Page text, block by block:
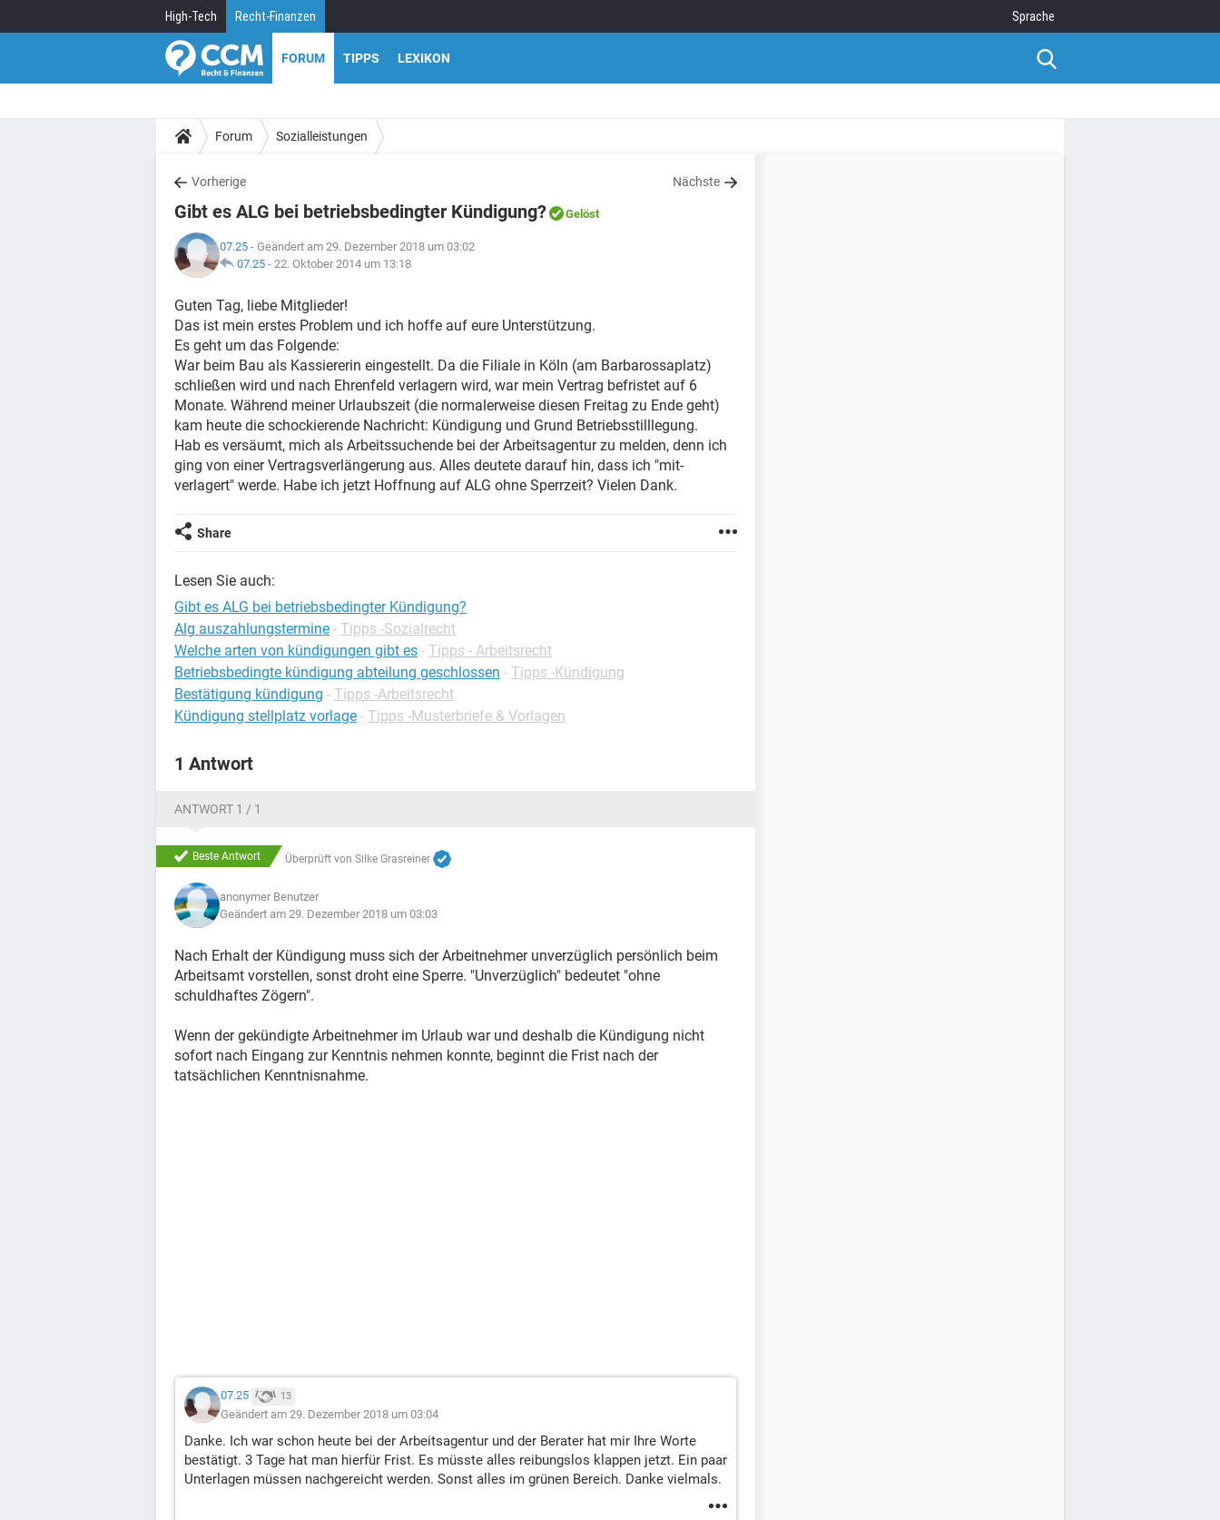
High-Tech Recht-Finanzen Sprache
FORUM TIPPS LEXIKON
Forum Sozialleistungen
Vorherige Nächste
Gibt es ALG bei betriebsbedingter Kündigung? Gelöst
07.25 - Geändert am 29. Dezember 2018 um 03:02
07.25 - 22. Oktober 2014 um 13:18
Guten Tag, liebe Mitglieder!
Das ist mein erstes Problem und ich hoffe auf eure Unterstützung.
Es geht um das Folgende:
War beim Bau als Kassiererin eingestellt. Da die Filiale in Köln (am Barbarossaplatz)
schließen wird und nach Ehrenfeld verlagern wird, war mein Vertrag befristet auf 6
Monate. Während meiner Urlaubszeit (die normalerweise diesen Freitag zu Ende geht)
kam heute die schockierende Nachricht: Kündigung und Grund Betriebsstilllegung.
Hab es versäumt, mich als Arbeitssuchende bei der Arbeitsagentur zu melden, denn ich
ging von einer Vertragsverlängerung aus. Alles deutete darauf hin, dass ich "mit-
verlagert" werde. Habe ich jetzt Hoffnung auf ALG ohne Sperrzeit? Vielen Dank.
Share
Lesen Sie auch:
Gibt es ALG bei betriebsbedingter Kündigung?
Alg auszahlungstermine - Tipps -Sozialrecht
Welche arten von kündigungen gibt es - Tipps - Arbeitsrecht
Betriebsbedingte kündigung abteilung geschlossen - Tipps -Kündigung
Bestätigung kündigung - Tipps -Arbeitsrecht
Kündigung stellplatz vorlage - Tipps -Musterbriefe & Vorlagen
1 Antwort
ANTWORT 1 / 1
Beste Antwort Überprüft von Silke Grasreiner
anonymer Benutzer
Geändert am 29. Dezember 2018 um 03:03
Nach Erhalt der Kündigung muss sich der Arbeitnehmer unverzüglich persönlich beim
Arbeitsamt vorstellen, sonst droht eine Sperre. "Unverzüglich" bedeutet "ohne
schuldhaftes Zögern".
Wenn der gekündigte Arbeitnehmer im Urlaub war und deshalb die Kündigung nicht
sofort nach Eingang zur Kenntnis nehmen konnte, beginnt die Frist nach der
tatsächlichen Kenntnisnahme.
07.25 13
Geändert am 29. Dezember 2018 um 03:04
Danke. Ich war schon heute bei der Arbeitsagentur und der Berater hat mir Ihre Worte
bestätigt. 3 Tage hat man hierfür Frist. Es müsste alles reibungslos klappen jetzt. Ein paar
Unterlagen müssen nachgereicht werden. Sonst alles im grünen Bereich. Danke vielmals.